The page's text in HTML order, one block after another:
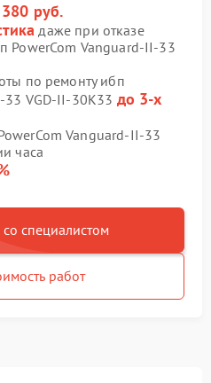
руб.
даже при отказе
PowerCom Vanguard-II-33
по ремонту ибп
33 VGD-II-30K33 до 3-х
Vanguard-II-33
часа
со специалистом
работ